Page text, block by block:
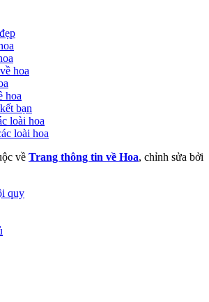
hoa
hoa
bạn
loài hoa
loài hoa
về Trang thông tin về Hoa, chỉnh sửa bởi
quy